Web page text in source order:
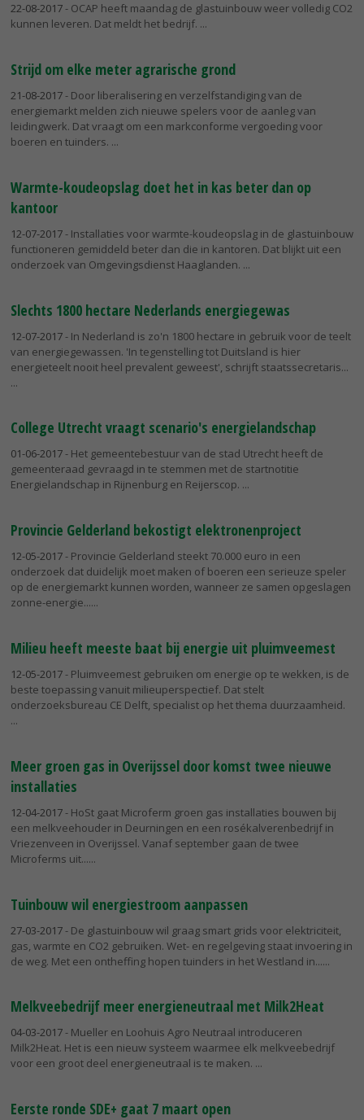
22-08-2017- OCAP heeft maandag de glastuinbouw weer volledig CO2
kunnen leveren. Dat meldt het bedrijf.
Strijd om elke meter agrarische grond
21-08-2017- Door liberalisering en verzelfstandiging van de
energiemarkt melden zich nieuwe spelers voor de aanleg van
leidingwerk. Dat vraagt om een markconforme vergoeding voor
boeren en tuinders.
Warmte-koudeopslag doet het in kas beter dan op
kantoor
12-07-2017- Installaties voor warmte-koudeopslag in de glastuinbouw
functioneren gemiddeld beter dan die in kantoren. Dat blijkt uit een
onderzoek van Omgevingsdienst Haaglanden.
Slechts 1800 hectare Nederlands energiegewas
12-07-2017- In Nederland is zo'n 1800 hectare in gebruik voor de teelt
van energiegewassen. 'In tegenstelling tot Duitsland is hier
energieteelt nooit heel prevalent geweest', schrijft staatssecretaris...
College Utrecht vraagt scenario's energielandschap
01-06-2017- Het gemeentebestuur van de stad Utrecht heeft de
gemeenteraad gevraagd in te stemmen met de startnotitie
Energielandschap in Rijnenburg en Reijerscop.
Provincie Gelderland bekostigt elektronenproject
12-05-2017- Provincie Gelderland steekt 70.000 euro in een
onderzoek dat duidelijk moet maken of boeren een serieuze speler
op de energiemarkt kunnen worden, wanneer ze samen opgeslagen
zonne-energie...
Milieu heeft meeste baat bij energie uit pluimveemest
12-05-2017- Pluimveemest gebruiken om energie op te wekken, is de
beste toepassing vanuit milieuperspectief. Dat stelt
onderzoeksbureau CE Delft, specialist op het thema duurzaamheid.
Meer groen gas in Overijssel door komst twee nieuwe
installaties
12-04-2017- HoSt gaat Microferm groen gas installaties bouwen bij
een melkveehouder in Deurningen en een rosékalverenbedrijf in
Vriezenveen in Overijssel. Vanaf september gaan de twee
Microferms uit...
Tuinbouw wil energiestroom aanpassen
27-03-2017- De glastuinbouw wil graag smart grids voor elektriciteit,
gas, warmte en CO2 gebruiken. Wet- en regelgeving staat invoering in
de weg. Met een ontheffing hopen tuinders in het Westland in...
Melkveebedrijf meer energieneutraal met Milk2Heat
04-03-2017- Mueller en Loohuis Agro Neutraal introduceren
Milk2Heat. Het is een nieuw systeem waarmee elk melkveebedrijf
voor een groot deel energieneutraal is te maken.
Eerste ronde SDE+ gaat 7 maart open